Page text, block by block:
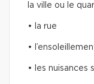
la ville ou le
• la rue
•
• les nuisances